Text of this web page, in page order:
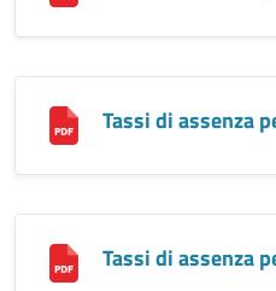
Tassi di assenza
Tassi di assenza